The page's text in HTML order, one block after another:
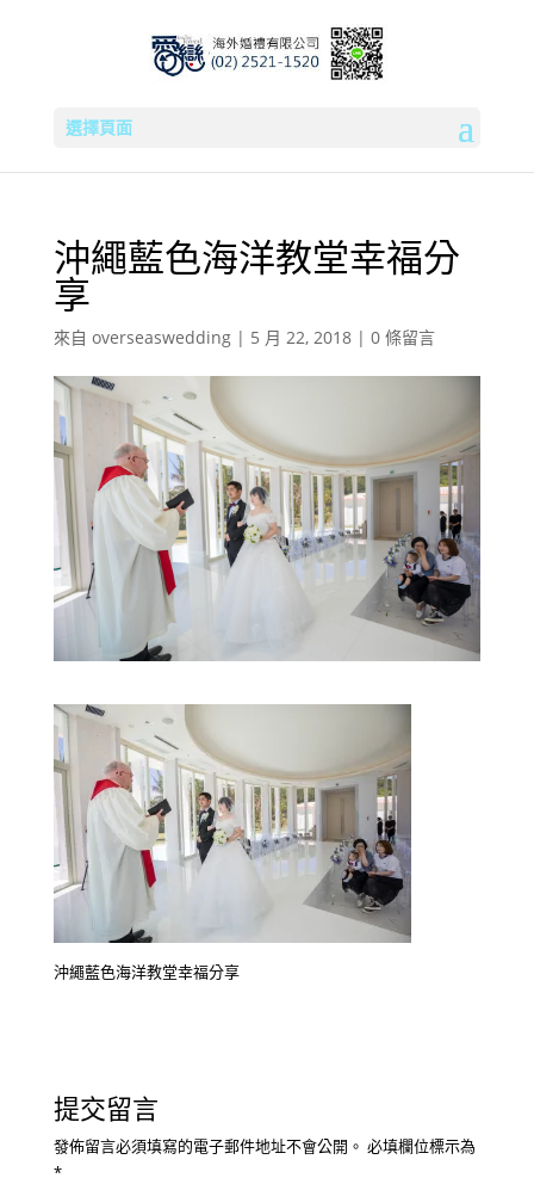
選擇頁面
沖繩藍色海洋教堂幸福分
享
來自 overseaswedding| 5 月 22, 2018| 0 條留言
沖繩藍色海洋教堂幸福分享
提交留言
發佈留言必須填寫的電子郵件地址不會公開。 必填欄位標示為
*